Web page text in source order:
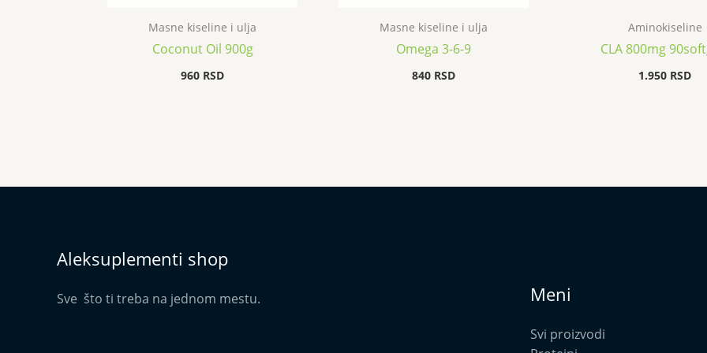
Masne kiseline i ulja
Coconut Oil 900g
960 RSD
Masne kiseline i ulja
Omega 3-6-9
840 RSD
Aminokiseline
CLA 800mg
1.950 RSD
Aleksuplementi shop
Sve što ti treba na jednom mestu. Meni
Svi proizvodi